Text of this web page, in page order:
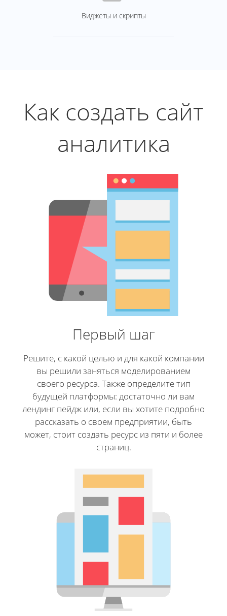
Виджеты и скрипты
Как создать сайт
аналитика
Первый шаг
Решите, с какой целью и для какой компании
вы решили заняться моделированием
своего ресурса. Также определите тип
будущей платформы: достаточно ли вам
лендинг пейдж или, если вы хотите подробно
рассказать о своем предприятии, быть
может, стоит создать ресурс из пяти и более
страниц.